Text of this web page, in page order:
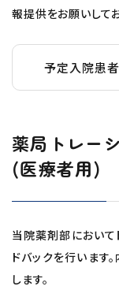
報提供をお願いしてお
予定入院患
薬局トレー
(医療者用)
当院薬剤部において
ドバックを行います
します。